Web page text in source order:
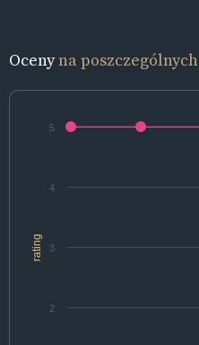
Ocenyna
rating
2
3
4
5